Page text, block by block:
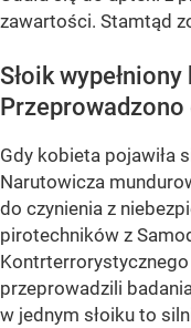
zawartości. Stamtąd
Słoik
Gdy kobieta pojawiła
Narutowicza
do czynienia z
pirotechników z
przeprowadzili
w jednym słoiku to